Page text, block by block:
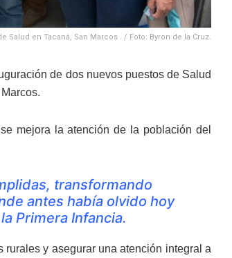
Salud en Tacaná, San Marcos . / Foto: Byron de la Cruz.
de dos nuevos puestos de Salud
mejora la atención de la población del
transformando
antes había olvido hoy
Primera Infancia.
y asegurar una atención integral a